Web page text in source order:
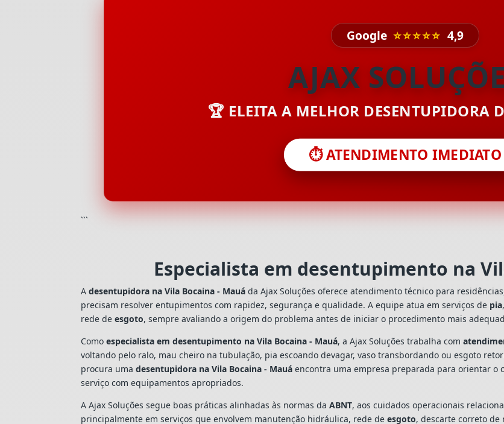
Google ⭐⭐⭐⭐⭐ 4,9
AJAX
🏆 ELEITA A MELHOR DESENTUPIDORA
⏱️ ATENDIMENTO IMEDIATO
```
Especialista em desentupimento na
Adesentupidora na Vila Bocaina - Mauá da Ajax Soluções oferece atendimento técnico para
precisam resolver entupimentos com rapidez, segurança e qualidade. A equipe atua em serviços de pia,
rede deesgoto, sempre avaliando a origem do problema antes de iniciar o procedimento mais
Comoespecialista em desentupimento na Vila Bocaina - Mauá, a Ajax Soluções trabalha com
voltando pelo ralo, mau cheiro na tubulação, pia escoando devagar, vaso transbordando ou esgoto
procura umadesentupidora na Vila Bocaina - Mauá encontra uma empresa preparada para orientar o
serviço com equipamentos apropriados.
A Ajax Soluções segue boas práticas alinhadas às normas daABNT, aos cuidados operacionais
principalmente em serviços que envolvem manutenção hidráulica, rede deesgoto, descarte correto de